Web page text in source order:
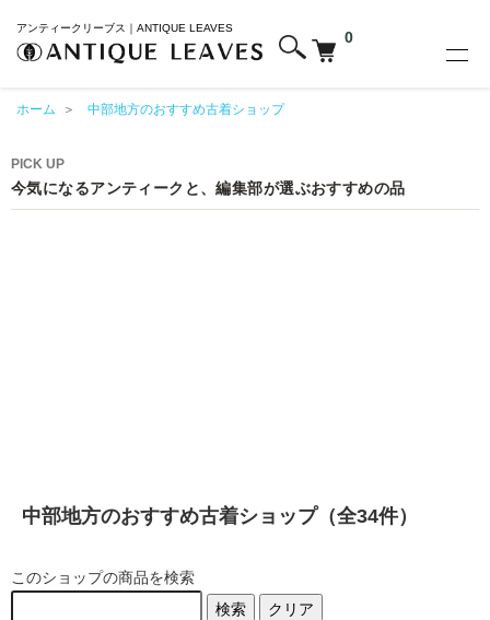
アンティークリーブス｜ANTIQUE LEAVES
0
ホーム ＞ 中部地方のおすすめ古着ショップ
PICK UP
今気になるアンティークと、編集部が選ぶおすすめの品
中部地方のおすすめ古着ショップ（全34件）
このショップの商品を検索
検索 クリア